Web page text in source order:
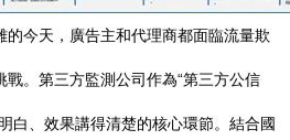
的今天，廣告主和代理商都面臨流量欺
。第三方監測公司作為“第三方公信
白、效果講得清楚的核心環節。結合國